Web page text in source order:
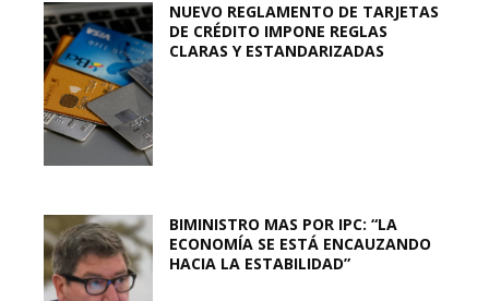
NUEVO REGLAMENTO DE TARJETAS
DE CRÉDITO IMPONE REGLAS
CLARAS Y ESTANDARIZADAS
BIMINISTRO MAS POR IPC: “LA
ECONOMÍA SE ESTÁ ENCAUZANDO
HACIA LA ESTABILIDAD”